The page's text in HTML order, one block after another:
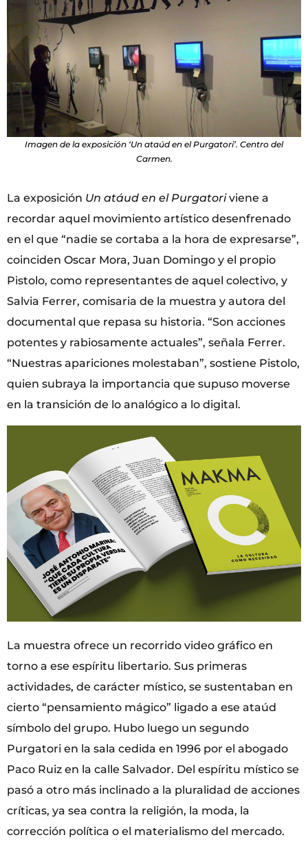
Imagen de la exposición ‘Un ataúd en el Purgatori’. Centro del
Carmen.
La exposición Un atáud en el Purgatoriviene a
recordar aquel movimiento artístico desenfrenado
en el que “nadie se cortaba a la hora de expresarse”,
coinciden Oscar Mora, Juan Domingo y el propio
Pistolo, como representantes de aquel colectivo, y
Salvia Ferrer, comisaria de la muestra y autora del
documental que repasa su historia. “Son acciones
potentes y rabiosamente actuales”, señala Ferrer.
“Nuestras apariciones molestaban”, sostiene Pistolo,
quien subraya la importancia que supuso moverse
en la transición de lo analógico a lo digital.
La muestra ofrece un recorrido video gráfico en
torno a ese espíritu libertario. Sus primeras
actividades, de carácter místico, se sustentaban en
cierto “pensamiento mágico” ligado a ese ataúd
símbolo del grupo. Hubo luego un segundo
Purgatori en la sala cedida en 1996 por el abogado
Paco Ruiz en la calle Salvador. Del espíritu místico se
pasó a otro más inclinado a la pluralidad de acciones
críticas, ya sea contra la religión, la moda, la
corrección política o el materialismo del mercado.